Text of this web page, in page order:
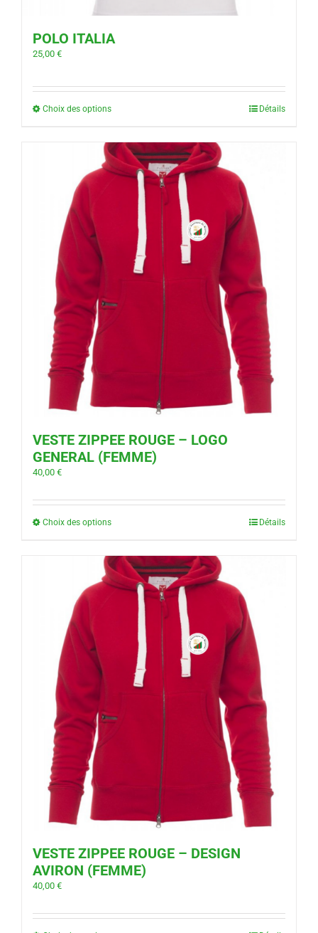
POLO ITALIA
25,00 €
Choix des options Détails
VESTE ZIPPEE ROUGE – LOGO
GENERAL (FEMME)
40,00 €
Choix des options Détails
VESTE ZIPPEE ROUGE – DESIGN
AVIRON (FEMME)
40,00 €